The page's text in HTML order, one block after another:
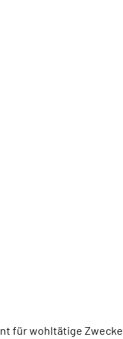
für wohltätige Zwecke